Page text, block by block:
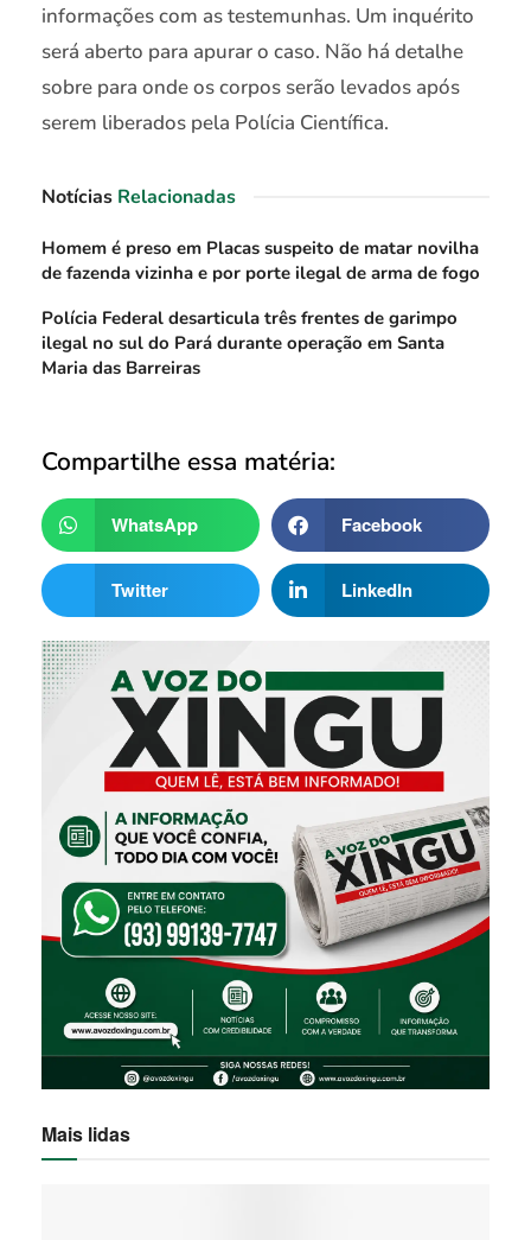
informações com as testemunhas. Um inquérito
será aberto para apurar o caso. Não há detalhe
sobre para onde os corpos serão levados após
serem liberados pela Polícia Científica.
Notícias Relacionadas
Homem é preso em Placas suspeito de matar novilha
de fazenda vizinha e por porte ilegal de arma de fogo
Polícia Federal desarticula três frentes de garimpo
ilegal no sul do Pará durante operação em Santa
Maria das Barreiras
Compartilhe essa matéria:
WhatsApp Facebook
Twitter LinkedIn
Mais lidas